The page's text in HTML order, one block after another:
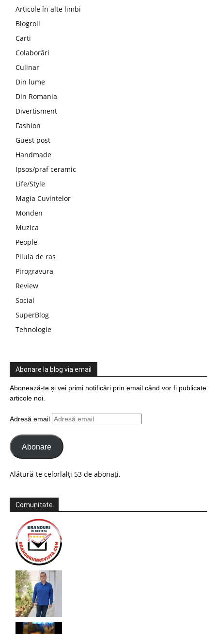
Articole în alte limbi
Blogroll
Carti
Colaborări
Culinar
Din lume
Din Romania
Divertisment
Fashion
Guest post
Handmade
Ipsos/praf ceramic
Life/Style
Magia Cuvintelor
Monden
Muzica
People
Pilula de ras
Pirogravura
Review
Social
SuperBlog
Tehnologie
Abonare la blog via email
Abonează-te și vei primi notificări prin email când vor fi publicate
articole noi.
Adresă email
Abonare
Alătură-te celorlalți 53 de abonați.
Comunitate